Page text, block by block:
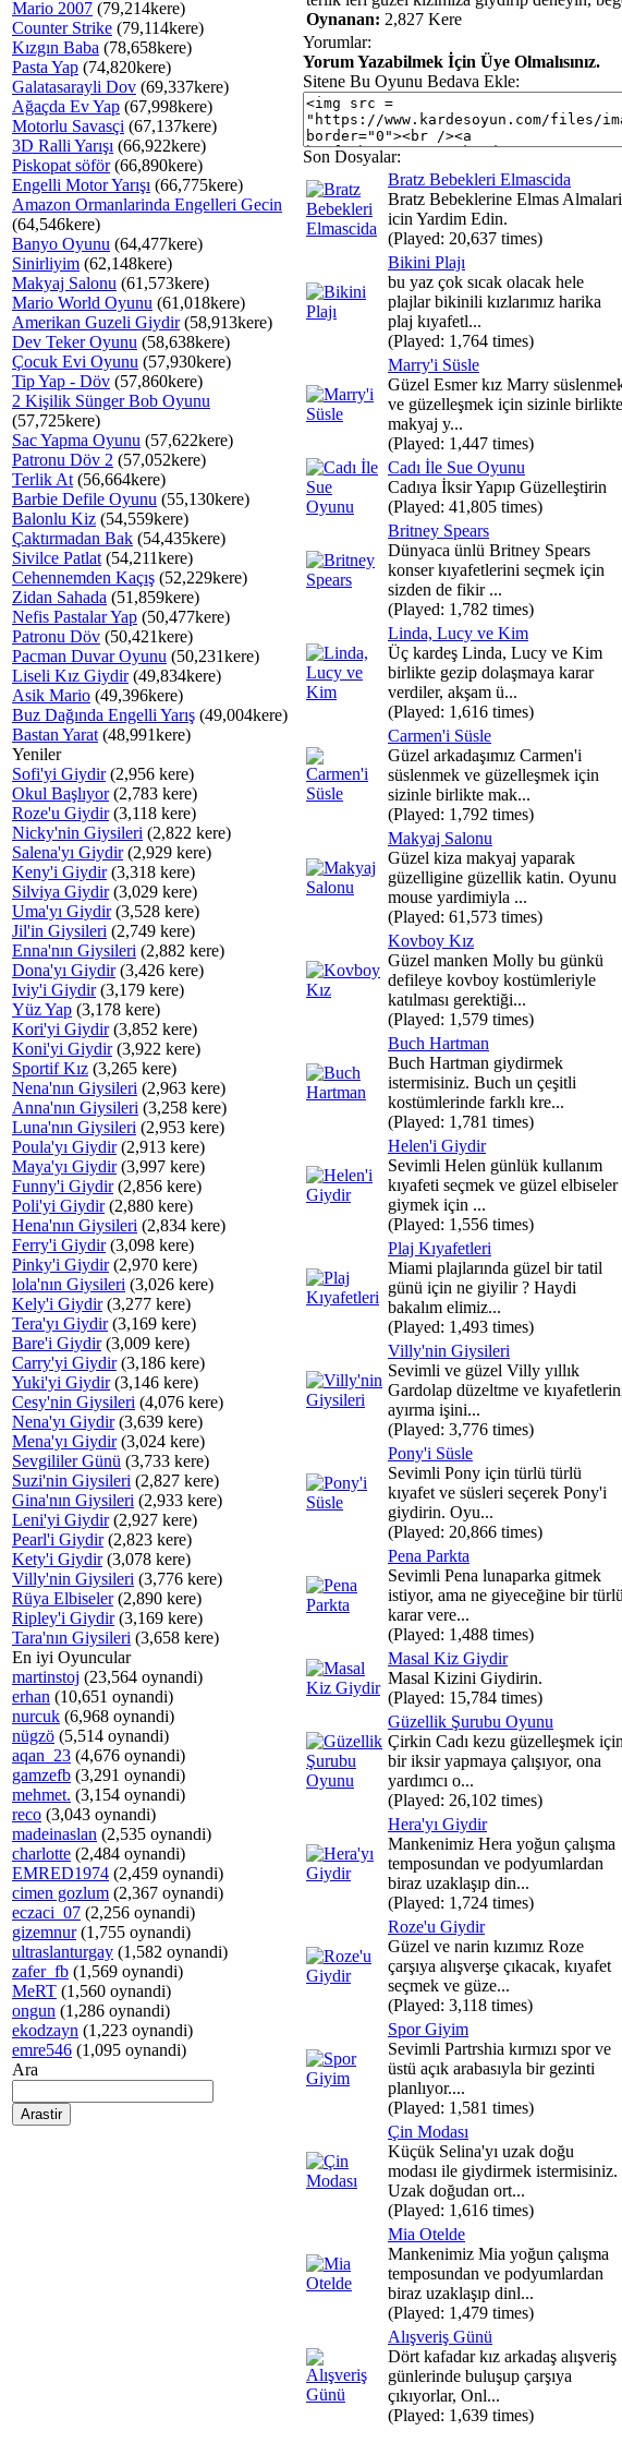
Mario 2007 (79,214kere)
Counter Strike (79,114kere)
Kızgın Baba (78,658kere)
Pasta Yap (74,820kere)
Galatasarayli Dov (69,337kere)
Ağaçda Ev Yap (67,998kere)
Motorlu Savasçi (67,137kere)
3D Ralli Yarışı (66,922kere)
Piskopat söför(66,890kere)
Engelli Motor Yarışı (66,775kere)
Amazon Ormanlarinda Engelleri Gecin
(64,546kere)
Banyo Oyunu (64,477kere)
Sinirliyim (62,148kere)
Makyaj Salonu (61,573kere)
Mario World Oyunu (61,018kere)
Amerikan Guzeli Giydir(58,913kere)
Dev Teker Oyunu (58,638kere)
Çocuk Evi Oyunu (57,930kere)
Tip Yap - Döv (57,860kere)
2 Kişilik Sünger Bob Oyunu
(57,725kere)
Sac Yapma Oyunu (57,622kere)
Patronu Döv 2 (57,052kere)
Terlik At (56,664kere)
Barbie Defile Oyunu (55,130kere)
Balonlu Kiz (54,559kere)
Çaktırmadan Bak (54,435kere)
Sivilce Patlat (54,211kere)
Cehennemden Kaçış (52,229kere)
Zidan Sahada (51,859kere)
Nefis Pastalar Yap (50,477kere)
Patronu Döv (50,421kere)
Pacman Duvar Oyunu (50,231kere)
Liseli Kız Giydir(49,834kere)
Asik Mario (49,396kere)
Buz Dağında Engelli Yarış (49,004kere)
Bastan Yarat (48,991kere)
Yeniler
Sofi'yi Giydir(2,956 kere)
Okul Başlıyor(2,783 kere)
Roze'u Giydir(3,118 kere)
Nicky'nin Giysileri (2,822 kere)
Salena'yı Giydir(2,929 kere)
Keny'i Giydir(3,318 kere)
Silviya Giydir(3,029 kere)
Uma'yı Giydir(3,528 kere)
Jil'in Giysileri (2,749 kere)
Enna'nın Giysileri (2,882 kere)
Dona'yı Giydir(3,426 kere)
Iviy'i Giydir(3,179 kere)
Yüz Yap (3,178 kere)
Kori'yi Giydir(3,852 kere)
Koni'yi Giydir(3,922 kere)
Sportif Kız (3,265 kere)
Nena'nın Giysileri (2,963 kere)
Anna'nın Giysileri (3,258 kere)
Luna'nın Giysileri (2,953 kere)
Poula'yı Giydir(2,913 kere)
Maya'yı Giydir(3,997 kere)
Funny'i Giydir(2,856 kere)
Poli'yi Giydir(2,880 kere)
Hena'nın Giysileri (2,834 kere)
Ferry'i Giydir(3,098 kere)
Pinky'i Giydir(2,970 kere)
lola'nın Giysileri (3,026 kere)
Kely'i Giydir(3,277 kere)
Tera'yı Giydir(3,169 kere)
Bare'i Giydir(3,009 kere)
Carry'yi Giydir(3,186 kere)
Yuki'yi Giydir(3,146 kere)
Cesy'nin Giysileri (4,076 kere)
Nena'yı Giydir(3,639 kere)
Mena'yı Giydir(3,024 kere)
Sevgililer Günü (3,733 kere)
Suzi'nin Giysileri (2,827 kere)
Gina'nın Giysileri (2,933 kere)
Leni'yi Giydir(2,927 kere)
Pearl'i Giydir(2,823 kere)
Kety'i Giydir(3,078 kere)
Villy'nin Giysileri (3,776 kere)
Rüya Elbiseler(2,890 kere)
Ripley'i Giydir(3,169 kere)
Tara'nın Giysileri (3,658 kere)
En iyi Oyuncular
martinstoj (23,564 oynandi)
erhan (10,651 oynandi)
nurcuk (6,968 oynandi)
nügzö (5,514 oynandi)
aqan_23 (4,676 oynandi)
gamzefb (3,291 oynandi)
mehmet. (3,154 oynandi)
reco (3,043 oynandi)
madeinaslan (2,535 oynandi)
charlotte (2,484 oynandi)
EMRED1974 (2,459 oynandi)
cimen gozlum (2,367 oynandi)
eczaci_07 (2,256 oynandi)
gizemnur(1,755 oynandi)
ultraslanturgay (1,582 oynandi)
zafer_fb (1,569 oynandi)
MeRT (1,560 oynandi)
ongun (1,286 oynandi)
ekodzayn (1,223 oynandi)
emre546 (1,095 oynandi)
Ara
Oynanan: 2,827 Kere
Yorumlar:
Yorum Yazabilmek İçin Üye Olmalısınız.
Sitene Bu Oyunu Bedava Ekle:
Son Dosyalar:
Bratz Bebekleri Elmascida
Bratz Bebeklerine Elmas Almalari
icin Yardim Edin.
(Played: 20,637 times)
Bikini Plajı
bu yaz çok sıcak olacak hele
plajlar bikinili kızlarımız harika
plaj kıyafetl...
(Played: 1,764 times)
Marry'i Süsle
Güzel Esmer kız Marry
ve güzelleşmek için sizinle birlikte
makyaj y...
(Played: 1,447 times)
Cadı İle Sue Oyunu
Cadıya İksir Yapıp Güzelleştirin
(Played: 41,805 times)
Britney Spears
Dünyaca ünlü Britney Spears
konser kıyafetlerini seçmek için
sizden de fikir ...
(Played: 1,782 times)
Linda, Lucy ve Kim
Üç kardeş Linda, Lucy ve Kim
birlikte gezip dolaşmaya karar
verdiler, akşam ü...
(Played: 1,616 times)
Carmen'i Süsle
Güzel arkadaşımız Carmen'i
süslenmek ve güzelleşmek için
sizinle birlikte mak...
(Played: 1,792 times)
Makyaj Salonu
Güzel kiza makyaj yaparak
güzelligine güzellik katin. Oyunu
mouse yardimiyla ...
(Played: 61,573 times)
Kovboy Kız
Güzel manken Molly bu günkü
defileye kovboy kostümleriyle
katılması gerektiği...
(Played: 1,579 times)
Buch Hartman
Buch Hartman giydirmek
istermisiniz. Buch un çeşitli
kostümlerinde farklı kre...
(Played: 1,781 times)
Helen'i Giydir
Sevimli Helen günlük kullanım
kıyafeti seçmek ve güzel elbiseler
giymek için ...
(Played: 1,556 times)
Plaj Kıyafetleri
Miami plajlarında güzel bir tatil
günü için ne giyilir ? Haydi
bakalım elimiz...
(Played: 1,493 times)
Villy'nin Giysileri
Sevimli ve güzel Villy yıllık
Gardolap düzeltme ve
ayırma işini...
(Played: 3,776 times)
Pony'i Süsle
Sevimli Pony için türlü türlü
kıyafet ve süsleri seçerek Pony'i
giydirin. Oyu...
(Played: 20,866 times)
Pena Parkta
Sevimli Pena lunaparka gitmek
istiyor, ama ne giyeceğine bir türlü
karar vere...
(Played: 1,488 times)
Masal Kiz Giydir
Masal Kizini Giydirin.
(Played: 15,784 times)
Güzellik Şurubu Oyunu
Çirkin Cadı kezu güzelleşmek için
bir iksir yapmaya çalışıyor, ona
yardımcı o...
(Played: 26,102 times)
Hera'yı Giydir
Mankenimiz Hera yoğun çalışma
temposundan ve podyumlardan
biraz uzaklaşıp din...
(Played: 1,724 times)
Roze'u Giydir
Güzel ve narin kızımız Roze
çarşıya alışverşe çıkacak, kıyafet
seçmek ve güze...
(Played: 3,118 times)
Spor Giyim
Sevimli Partrshia kırmızı spor ve
üstü açık arabasıyla bir gezinti
planlıyor....
(Played: 1,581 times)
Çin Modası
Küçük Selina'yı uzak doğu
modası ile giydirmek istermisiniz.
Uzak doğudan ort...
(Played: 1,616 times)
Mia Otelde
Mankenimiz Mia yoğun çalışma
temposundan ve podyumlardan
biraz uzaklaşıp dinl...
(Played: 1,479 times)
Alışveriş Günü
Dört kafadar kız arkadaş alışveriş
günlerinde buluşup çarşıya
çıkıyorlar, Onl...
(Played: 1,639 times)